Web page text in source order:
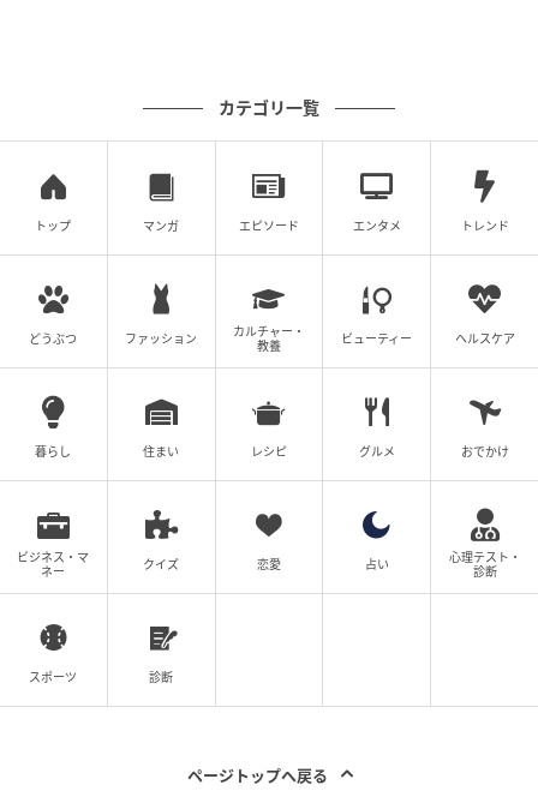
カテゴリ一覧
トップ マンガ エピソード エンタメ トレンド
どうぶつ ファッション
カルチャー・
教養
ビューティー ヘルスケア
暮らし 住まい レシピ グルメ おでかけ
ビジネス・マ
ネー
クイズ 恋愛 占い
心理テスト・
診断
スポーツ 診断
ページトップへ戻る